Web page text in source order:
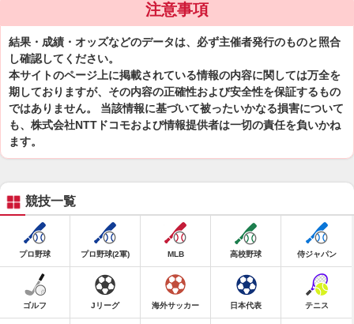
注意事項
結果・成績・オッズなどのデータは、必ず主催者発行のものと照合
し確認してください。
本サイトのページ上に掲載されている情報の内容に関しては万全を
期しておりますが、その内容の正確性および安全性を保証するもの
ではありません。 当該情報に基づいて被ったいかなる損害について
も、株式会社NTTドコモおよび情報提供者は一切の責任を負いかね
ます。
競技一覧
プロ野球 プロ野球(2軍) MLB 高校野球 侍ジャパン
ゴルフ Jリーグ 海外サッカー 日本代表 テニス